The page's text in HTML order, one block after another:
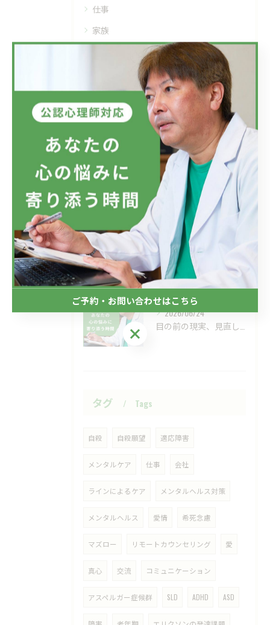
仕事
家族
メンタルヘルス
Recent Posts
2026/07/08
2026/07/01
新しい視点の大切さ。
2026/06/24
タグ Tags
自殺 自殺願望 適応障害
メンタルケア 仕事 会社
ラインによるケア メンタルヘルス対策
メンタルヘルス 愛情 希死念慮
マズロー リモートカウンセリング 愛
真心 交流 コミュニケーション
アスペルガー症候群 SLD ADHD ASD
ご予約・お問い合わせはこちら
ご予約・お問い合わせはこちら